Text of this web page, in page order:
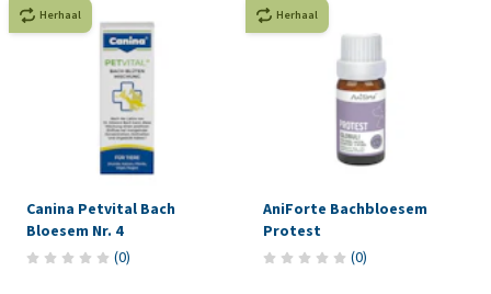
Herhaal
Canina Petvital Bach
Bloesem Nr. 4
(0)
Herhaal
AniForte Bachbloesem
Protest
(0)